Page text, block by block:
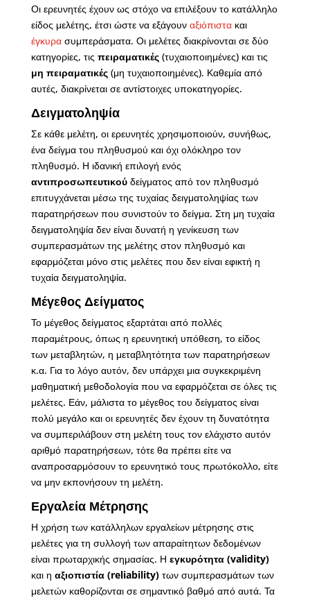
Οι ερευνητές έχουν ως στόχο να επιλέξουν το κατάλληλο
είδος μελέτης, έτσι ώστε να εξάγουν αξιόπιστα και
έγκυρα συμπεράσματα. Οι μελέτες διακρίνονται σε δύο
κατηγορίες, τις πειραματικές(τυχαιοποιημένες) και τις
μη πειραματικές(μη τυχαιοποιημένες). Καθεμία από
αυτές, διακρίνεται σε αντίστοιχες υποκατηγορίες.
Δειγματοληψία
Σε κάθε μελέτη, οι ερευνητές χρησιμοποιούν, συνήθως,
ένα δείγμα του πληθυσμού και όχι ολόκληρο τον
πληθυσμό. Η ιδανική επιλογή ενός
αντιπροσωπευτικούδείγματος από τον πληθυσμό
επιτυγχάνεται μέσω της τυχαίας δειγματοληψίας των
παρατηρήσεων που συνιστούν το δείγμα. Στη μη τυχαία
δειγματοληψία δεν είναι δυνατή η γενίκευση των
συμπερασμάτων της μελέτης στον πληθυσμό και
εφαρμόζεται μόνο στις μελέτες που δεν είναι εφικτή η
τυχαία δειγματοληψία.
Μέγεθος Δείγματος
Το μέγεθος δείγματος εξαρτάται από πολλές
παραμέτρους, όπως η ερευνητική υπόθεση, το είδος
των μεταβλητών, η μεταβλητότητα των παρατηρήσεων
κ.α. Για το λόγο αυτόν, δεν υπάρχει μια συγκεκριμένη
μαθηματική μεθοδολογία που να εφαρμόζεται σε όλες τις
μελέτες. Εάν, μάλιστα το μέγεθος του δείγματος είναι
πολύ μεγάλο και οι ερευνητές δεν έχουν τη δυνατότητα
να συμπεριλάβουν στη μελέτη τους τον ελάχιστο αυτόν
αριθμό παρατηρήσεων, τότε θα πρέπει είτε να
αναπροσαρμόσουν το ερευνητικό τους πρωτόκολλο, είτε
να μην εκπονήσουν τη μελέτη.
Εργαλεία Μέτρησης
Η χρήση των κατάλληλων εργαλείων μέτρησης στις
μελέτες για τη συλλογή των απαραίτητων δεδομένων
είναι πρωταρχικής σημασίας. Η εγκυρότητα (validity)
και η αξιοπιστία (reliability)των συμπερασμάτων των
μελετών καθορίζονται σε σημαντικό βαθμό από αυτά. Τα